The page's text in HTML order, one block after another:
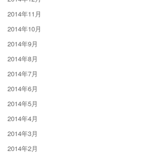
2014年11月
2014年10月
2014年9月
2014年8月
2014年7月
2014年6月
2014年5月
2014年4月
2014年3月
2014年2月